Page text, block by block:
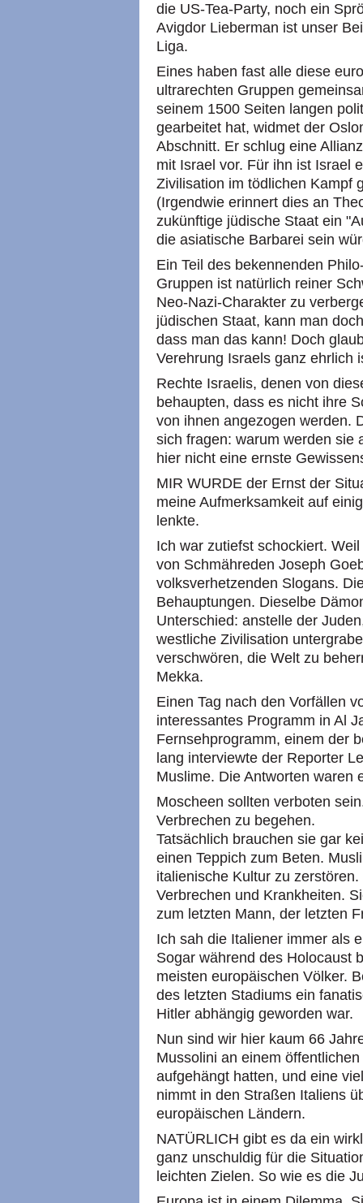
die US-Tea-Party, noch ein
Avigdor Lieberman ist unser
Liga.
Eines haben fast alle diese
ultrarechten Gruppen
seinem 1500 Seiten langen
gearbeitet hat, widmet der
Abschnitt. Er schlug eine
mit Israel vor. Für ihn ist Israel
Zivilisation im tödlichen Kampf
(Irgendwie erinnert dies an
zukünftige jüdische Staat ein
die asiatische Barbarei sein
Ein Teil des bekennenden
Gruppen ist natürlich reiner
Neo-Nazi-Charakter zu
jüdischen Staat, kann man
dass man das kann! Doch
Verehrung Israels ganz ehrlich
Rechte Israelis, denen von
behaupten, dass es nicht ihre
von ihnen angezogen werden.
sich fragen: warum werden sie
hier nicht eine ernste
MIR WURDE der Ernst der
meine Aufmerksamkeit auf
lenkte.
Ich war zutiefst schockiert.
von Schmähreden Joseph
volksverhetzenden Slogans.
Behauptungen. Dieselbe
Unterschied: anstelle der
westliche Zivilisation
verschwören, die Welt zu
Mekka.
Einen Tag nach den Vorfällen
interessantes Programm in Al
Fernsehprogramm, einem der
lang interviewte der Reporter
Muslime. Die Antworten waren
Moscheen sollten verboten
Verbrechen zu begehen.
Tatsächlich brauchen sie gar
einen Teppich zum Beten.
italienische Kultur zu
Verbrechen und Krankheiten.
zum letzten Mann, der letzten
Ich sah die Italiener immer als
Sogar während des Holocaust
meisten europäischen Völker.
des letzten Stadiums ein
Hitler abhängig geworden war.
Nun sind wir hier kaum 66
Mussolini an einem
aufgehängt hatten, und eine
nimmt in den Straßen Italiens
europäischen Ländern.
NATÜRLICH gibt es da ein
ganz unschuldig für die
leichten Zielen. So wie es die